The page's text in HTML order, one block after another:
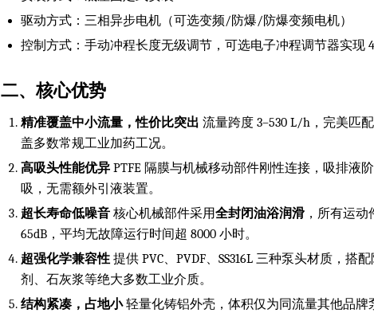
驱动方式：三相异步电机（可选变频/防爆/防爆变频电机）
控制方式：手动冲程长度无级调节，可选电子冲程调节器实现
二、核心优势
精准覆盖中小流量，性价比突出 流量跨度 3–530 L/h，完美匹
盖多数常规工业加药工况。
高吸头性能优异 PTFE 隔膜与机械移动部件刚性连接，吸排液
吸，无需额外引液装置。
超长寿命低噪音 核心机械部件采用全封闭油浴润滑 ，所有运
65dB，平均无故障运行时间超 8000 小时。
超强化学兼容性 提供 PVC、PVDF、SS316L 三种泵头材质，
剂、石灰浆等绝大多数工业介质。
结构紧凑，占地小轻量化铸铝外壳，体积仅为同流量其他品牌